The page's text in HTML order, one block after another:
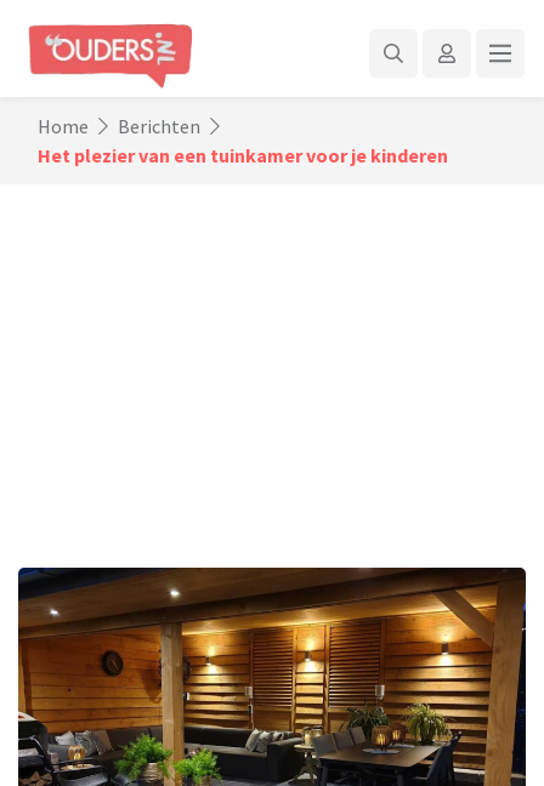
Home
Berichten
Het plezier van een tuinkamer voor je kinderen